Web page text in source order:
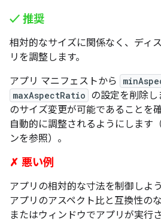
✓ 推奨
相対的なサイズに関係なく、ディ
リを調整します。
アプリ マニフェストから
maxAspectRatio の設定を削除し
のサイズ変更が可能であることを
自動的に調整されるようにします
ンを参照）。
✗ 悪い例
アプリの相対的な寸法を制御しよ
アプリのアスペクト比と互換性の
またはウィンドウでアプリが実行